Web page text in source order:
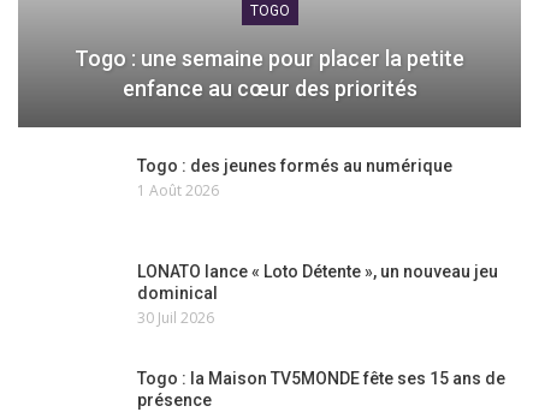
TOGO
Togo : une semaine pour placer la petite
enfance au cœur des priorités
Togo : des jeunes formés au numérique
1 Août 2026
LONATO lance « Loto Détente », un nouveau jeu
dominical
30 Juil 2026
Togo : la Maison TV5MONDE fête ses 15 ans de
présence